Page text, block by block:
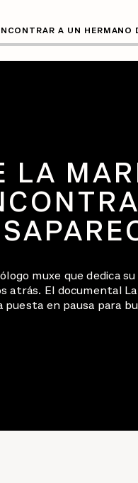
A UN HERMANO
LA
muxe que dedica
atrás. El documental
en pausa para